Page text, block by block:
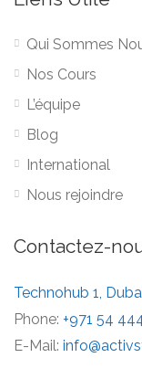
Qui Sommes
Nos Cours
L’équipe
Blog
International
Nous rejoindre
Contactez-
Technohub 1,
Phone: +971 54
E-Mail: